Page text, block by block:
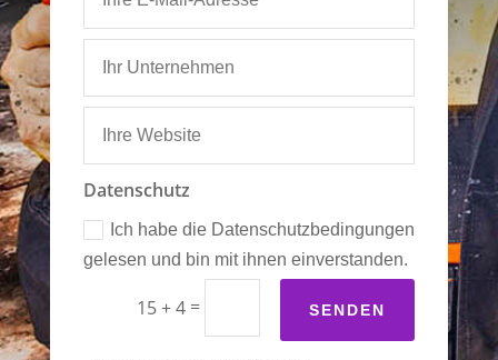
Datenschutz
Ich habe die Datenschutzbedingungen
gelesen und bin mit ihnen einverstanden.
15 + 4 = SENDEN